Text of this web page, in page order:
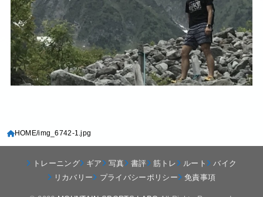
HOME img_6742-1.jpg
トレーニング ギア 写真 書評 筋トレ ルート
バイク
リカバリー
プライバシーポリシー 免責事項